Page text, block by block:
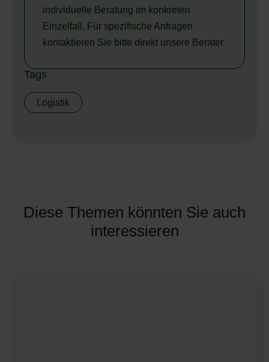
individuelle Beratung im konkreten
Einzelfall. Für spezifische Anfragen
kontaktieren Sie bitte direkt unsere Berater.
Tags
Logistik
Diese Themen könnten Sie auch
interessieren